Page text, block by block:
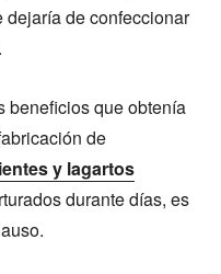
de confeccionar
beneficios que obtenía
de
y lagartos
durante días, es